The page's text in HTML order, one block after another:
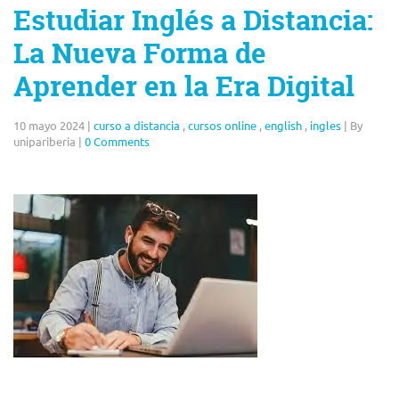
Estudiar Inglés a Distancia:
La Nueva Forma de
Aprender en la Era Digital
10 mayo 2024 | curso a distancia ,cursos online ,english , ingles | By
unipariberia | 0 Comments